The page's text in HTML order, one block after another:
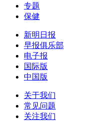
专题
保健
新明日报
早报俱乐部
电子报
国际版
中国版
关于我们
常见问题
关注我们